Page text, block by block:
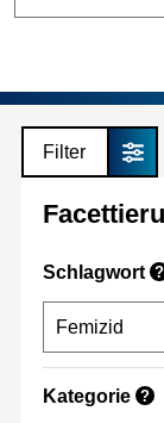
Filter
Schlagwort ?
Kategorie ?